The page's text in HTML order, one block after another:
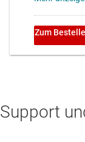
Support